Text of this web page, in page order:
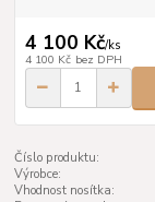
4 100 Kč/ks
4 100 Kč bez DPH
Číslo produktu:
Výrobce:
Vhodnost nosítka: